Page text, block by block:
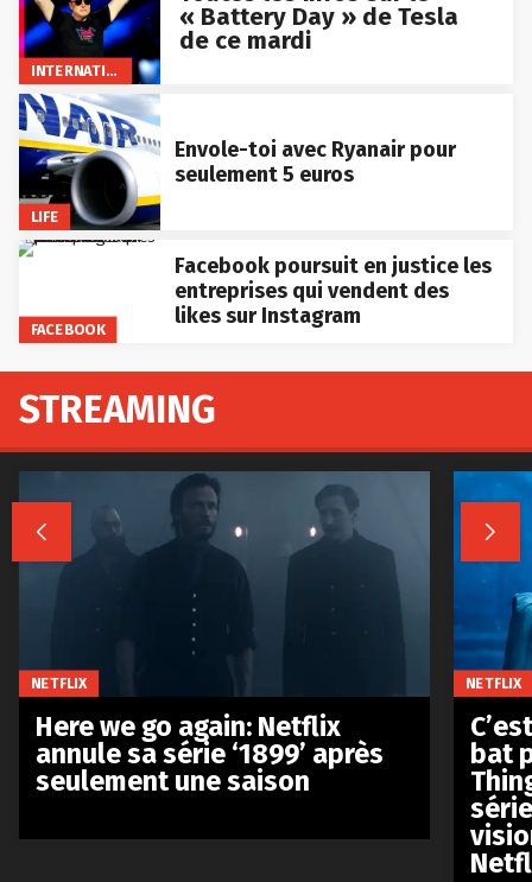
INTERNATIONAL
« Battery Day » de Tesla
de ce mardi
LIFE
Envole-toi avec Ryanair pour
seulement 5 euros
FACEBOOK
Facebook poursuit en justice les
entreprises qui vendent des
likes sur Instagram
STREAMING
 
NETFLIX
Here we go again: Netflix
annule sa série ‘1899’ après
seulement une saison
NETFLIX
bat